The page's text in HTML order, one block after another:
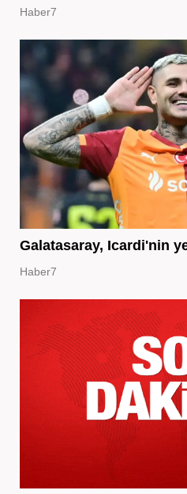
Haber7
Galatasaray, Icardi'nin
Haber7